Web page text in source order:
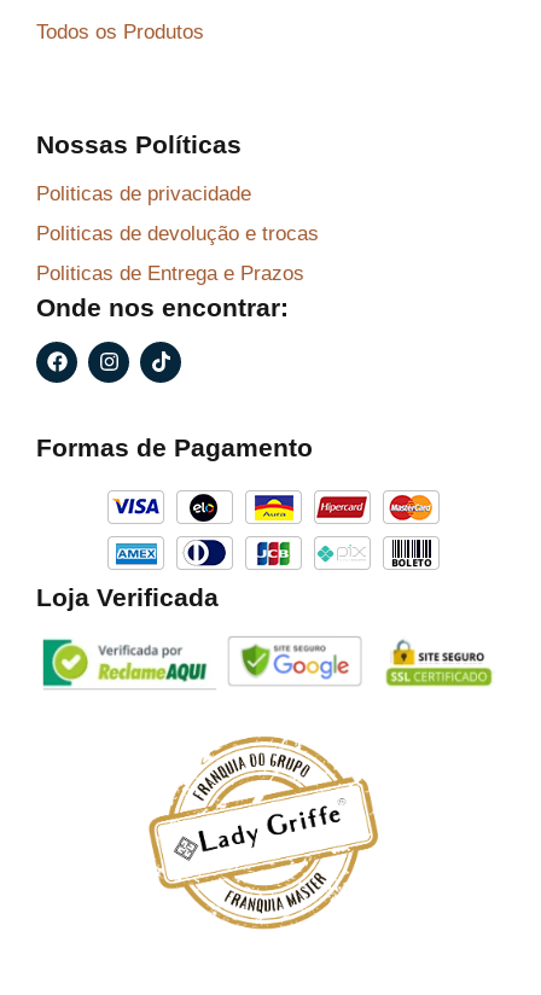
Todos os Produtos
Nossas Políticas
Politicas de privacidade
Politicas de devolução e trocas
Politicas de Entrega e Prazos
Onde nos encontrar:
F
a
c
o
I
n
s
g
a
m
T
i
k
k
Formas de Pagamento
Loja Verificada